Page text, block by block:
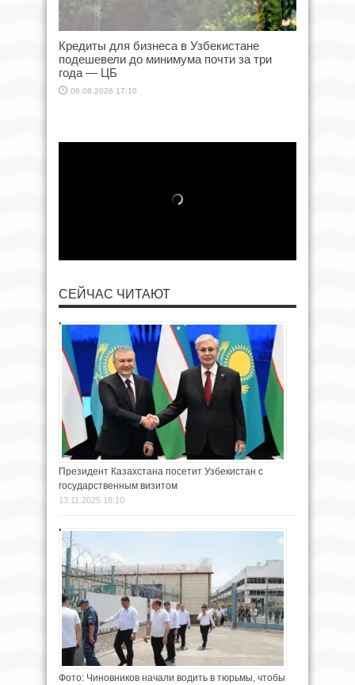
Кредиты для бизнеса в Узбекистане
подешевели до минимума почти за три
года — ЦБ
06.08.2026 17:10
СЕЙЧАС ЧИТАЮТ
Президент Казахстана посетит Узбекистан с
государственным визитом
13.11.2025 18:10
Фото: Чиновников начали водить в тюрьмы, чтобы